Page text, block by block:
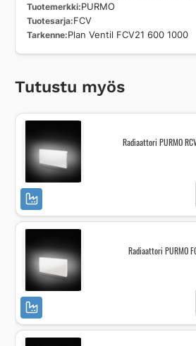
Tuotemerkki PURMO
Tuotesarja FCV
Tarkenne Plan Ventil FCV21 600 1000
Tutustu myös
Radiaattori PURMO
Radiaattori PURMO